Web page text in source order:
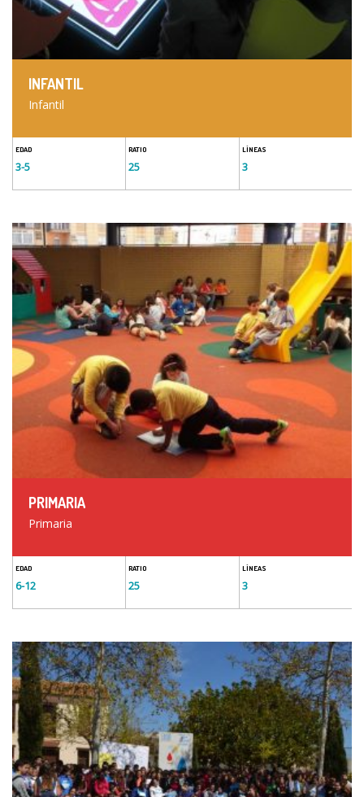
INFANTIL
Infantil
EDAD
3-5
RATIO
25
LÍNEAS
3
PRIMARIA
Primaria
EDAD
6-12
RATIO
25
LÍNEAS
3